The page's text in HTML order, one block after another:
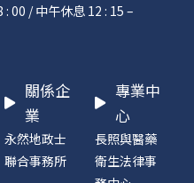
00 / 中午休息 12 : 15 –
關係企
業
永然地政士
聯合事務所
專業中
心
長照與醫藥
衛生法律事